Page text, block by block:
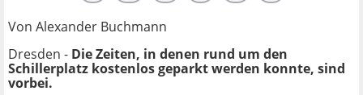
Von Alexander Buchmann
Dresden - Die Zeiten, in denen rund um den
Schillerplatz kostenlos geparkt werden konnte, sind
vorbei.